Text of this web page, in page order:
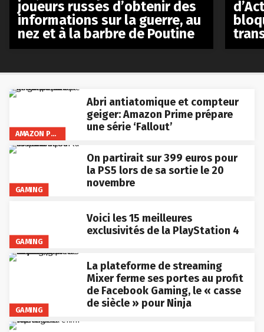
AMAZON PRIME VIDEO
Abri antiatomique et compteur
geiger: Amazon Prime prépare
une série ‘Fallout’
GAMING
On partirait sur 399 euros pour
la PS5 lors de sa sortie le 20
novembre
GAMING
Voici les 15 meilleures
exclusivités de la PlayStation 4
GAMING
La plateforme de streaming
Mixer ferme ses portes au profit
de Facebook Gaming, le « casse
de siècle » pour Ninja
joueurs russes d’obtenir des
informations sur la guerre, au
nez et à la barbre de Poutine